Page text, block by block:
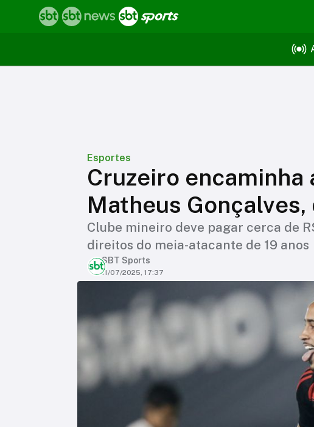
Esportes
Cruzeiro encaminha
Matheus
Clube mineiro deve pagar cerca de
direitos do meia-atacante de 19 anos
SBT Sports
11/07/2025, 17:37